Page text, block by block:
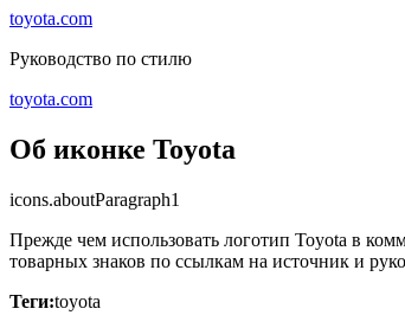
toyota.com
Руководство по стилю
toyota.com
Об иконке Toyota
icons.aboutParagraph1
Прежде чем использовать логотип Toyota в
товарных знаков по ссылкам на источник и
Теги:toyota